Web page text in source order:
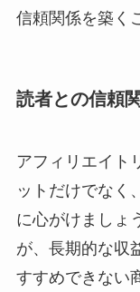
信頼関係を築く
読者との信頼
アフィリエイト
ットだけでなく
に心がけましょ
が、長期的な収
すすめできない